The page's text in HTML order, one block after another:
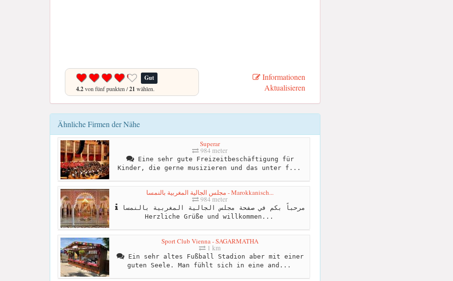
Gut
4.2von fünf punkten /21 wählen.
Informationen
Aktualisieren
Ähnliche Firmen der Nähe
Superar
984 meter
Eine sehr gute Freizeitbeschäftigung für
Kinder, die gerne musizieren und das unter f...
مجلس الجالية المغربية بالنمسا - Marokkanisch...
984 meter
Herzliche Grüße und willkommen...
Sport Club Vienna - SAGARMATHA
1 km
Ein sehr altes Fußball Stadion aber mit einer
guten Seele. Man fühlt sich in eine and...